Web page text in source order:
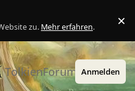
zu. Mehr erfahren. ×
TolkienForum Anmelden